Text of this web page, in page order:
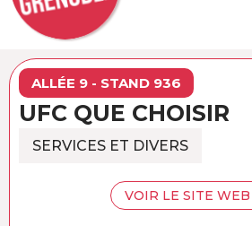
ALLÉE 9 - STAND 936
UFC QUE CHOISIR
SERVICES ET DIVERS
VOIR LE SITE WEB